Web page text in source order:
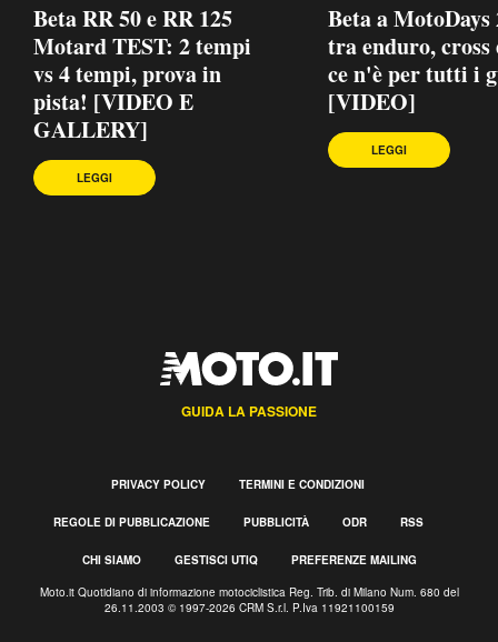
Beta RR 50 e RR 125
Motard TEST: 2 tempi
vs 4 tempi, prova in
pista! [VIDEO E
GALLERY]
LEGGI
Beta a MotoDays
tra enduro, cross
ce n'è per tutti i
[VIDEO]
LEGGI
GUIDA LA PASSIONE
PRIVACY POLICY TERMINI E CONDIZIONI
REGOLE DI PUBBLICAZIONE PUBBLICITÀ ODR RSS
CHI SIAMO GESTISCI UTIQ PREFERENZE MAILING
Moto.it Quotidiano di informazione motociclistica Reg. Trib. di Milano Num. 680 del
26.11.2003 © 1997-2026 CRM S.r.l. P.Iva 11921100159